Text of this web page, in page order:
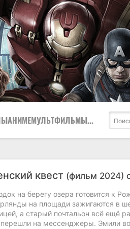
АНИМЕМУЛЬТФИЛЬМЫ...
квест (фильм 2024)
на берегу озера готовится к
на площади зажигаются в
а старый почтальон всё ещё
перешли на мессенджеры. Эмили